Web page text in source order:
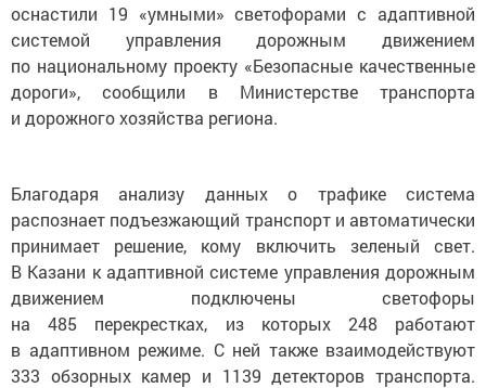
оснастили 19 «умными» светофорами с адаптивной
системой управления дорожным движением
по национальному проекту «Безопасные качественные
дороги», сообщили в Министерстве транспорта
и дорожного хозяйства региона.
Благодаря анализу данных о трафике система
распознает подъезжающий транспорт и автоматически
принимает решение, кому включить зеленый свет.
В Казани к адаптивной системе управления дорожным
движением подключены светофоры
на 485 перекрестках, из которых 248 работают
в адаптивном режиме. С ней также взаимодействуют
333 обзорных камер и 1139 детекторов транспорта.